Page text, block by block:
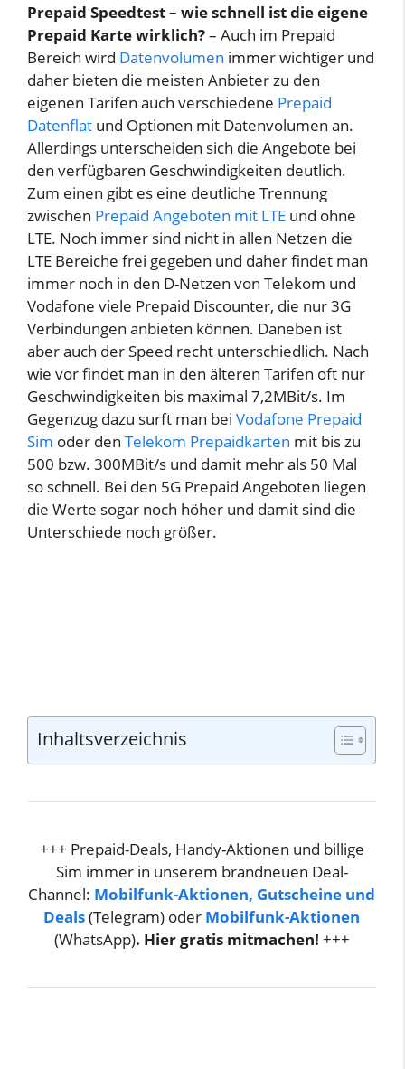
Prepaid Speedtest – wie schnell ist die eigene
Prepaid Karte wirklich?– Auch im Prepaid
Bereich wird Datenvolumen immer wichtiger und
daher bieten die meisten Anbieter zu den
eigenen Tarifen auch verschiedene Prepaid
Datenflat und Optionen mit Datenvolumen an.
Allerdings unterscheiden sich die Angebote bei
den verfügbaren Geschwindigkeiten deutlich.
Zum einen gibt es eine deutliche Trennung
zwischen Prepaid Angeboten mit LTE und ohne
LTE. Noch immer sind nicht in allen Netzen die
LTE Bereiche frei gegeben und daher findet man
immer noch in den D-Netzen von Telekom und
Vodafone viele Prepaid Discounter, die nur 3G
Verbindungen anbieten können. Daneben ist
aber auch der Speed recht unterschiedlich. Nach
wie vor findet man in den älteren Tarifen oft nur
Geschwindigkeiten bis maximal 7,2MBit/s. Im
Gegenzug dazu surft man bei Vodafone Prepaid
Sim oder den Telekom Prepaidkarten mit bis zu
500 bzw. 300MBit/s und damit mehr als 50 Mal
so schnell. Bei den 5G Prepaid Angeboten liegen
die Werte sogar noch höher und damit sind die
Unterschiede noch größer.
Inhaltsverzeichnis
+++ Prepaid-Deals, Handy-Aktionen und billige
Sim immer in unserem brandneuen Deal-
Channel: Mobilfunk-Aktionen, Gutscheine und
Deals(Telegram) oder Mobilfunk-Aktionen
(WhatsApp). Hier gratis mitmachen! +++